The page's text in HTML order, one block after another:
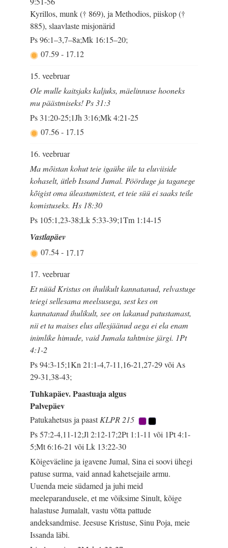
Kyrillos, munk († 869), ja Methodios, piiskop (†
885), slaavlaste misjonärid
Ps 96:1–3,7–8a;Mk 16:15–20;
07.59- 17.12
15. veebruar
Ole mulle kaitsjaks kaljuks, mäelinnuse hooneks
mu päästmiseks! Ps 31:3
Ps 31:20-25;1Jh 3:16;Mk 4:21-25
07.56- 17.15
16. veebruar
Ma mõistan kohut teie igaühe üle ta eluviiside
kohaselt, ütleb Issand Jumal. Pöörduge ja taganege
kõigist oma üleastumistest, et teie süü ei saaks teile
komistuseks. Hs 18:30
Ps 105:1,23-38;Lk 5:33-39;1Tm 1:14-15
Vastlapäev
07.54- 17.17
17. veebruar
Et nüüd Kristus on ihulikult kannatanud, relvastuge
teiegi sellesama meelsusega, sest kes on
kannatanud ihulikult, see on lakanud patustamast,
nii et ta maises elus allesjäänud aega ei ela enam
inimlike himude, vaid Jumala tahtmise järgi. 1Pt
4:1-2
Ps 94:3-15;1Kn 21:1-4,7-11,16-21,27-29 või As
29-31,38-43;
Tuhkapäev. Paastuaja algus
Palvepäev
Patukahetsus ja paastKLPR 215
Ps 57:2-4,11-12;Jl 2:12-17;2Pt 1:1-11 või 1Pt 4:1-
5;Mt 6:16-21 või Lk 13:22-30
Kõigeväeline ja igavene Jumal, Sina ei soovi ühegi
patuse surma, vaid annad kahetsejaile armu.
Uuenda meie südamed ja juhi meid
meeleparandusele, et me võiksime Sinult, kõige
halastuse Jumalalt, vastu võtta pattude
andeksandmise. Jeesuse Kristuse, Sinu Poja, meie
Issanda läbi.